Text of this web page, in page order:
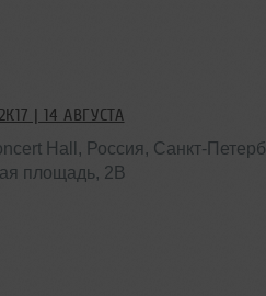
| 14 АВГУСТА
Hall , Россия , Санкт-
площадь, 2B